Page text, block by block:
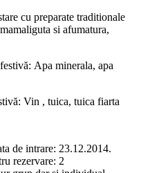
cu preparate traditionale
si afumatura,
Apa minerala, apa
Vin , tuica, tuica fiarta
de intrare: 23.12.2014.
rezervare: 2